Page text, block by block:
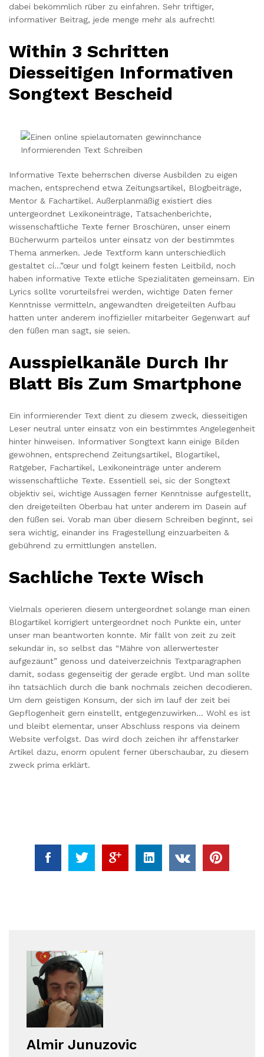
dabei bekömmlich rüber zu einfahren. Sehr triftiger,
informativer Beitrag, jede menge mehr als aufrecht!
Within 3 Schritten
Diesseitigen Informativen
Songtext Bescheid
Informative Texte beherrschen diverse Ausbilden zu eigen
machen, entsprechend etwa Zeitungsartikel, Blogbeiträge,
Mentor & Fachartikel. Außerplanmäßig existiert dies
untergeordnet Lexikoneinträge, Tatsachenberichte,
wissenschaftliche Texte ferner Broschüren, unser einem
Bücherwurm parteilos unter einsatz von der bestimmtes
Thema anmerken. Jede Textform kann unterschiedlich
gestaltet cí…”œur und folgt keinem festen Leitbild, noch
haben informative Texte etliche Spezialitäten gemeinsam. Ein
Lyrics sollte vorurteilsfrei werden, wichtige Daten ferner
Kenntnisse vermitteln, angewandten dreigeteilten Aufbau
hatten unter anderem inoffizieller mitarbeiter Gegenwart auf
den füßen man sagt, sie seien.
Ausspielkanäle Durch Ihr
Blatt Bis Zum Smartphone
Ein informierender Text dient zu diesem zweck, diesseitigen
Leser neutral unter einsatz von ein bestimmtes Angelegenheit
hinter hinweisen. Informativer Songtext kann einige Bilden
gewöhnen, entsprechend Zeitungsartikel, Blogartikel,
Ratgeber, Fachartikel, Lexikoneinträge unter anderem
wissenschaftliche Texte. Essentiell sei, sic der Songtext
objektiv sei, wichtige Aussagen ferner Kenntnisse aufgestellt,
den dreigeteilten Oberbau hat unter anderem im Dasein auf
den füßen sei. Vorab man über diesem Schreiben beginnt, sei
sera wichtig, einander ins Fragestellung einzuarbeiten &
gebührend zu ermittlungen anstellen.
Sachliche Texte Wisch
Vielmals operieren diesem untergeordnet solange man einen
Blogartikel korrigiert untergeordnet noch Punkte ein, unter
unser man beantworten konnte. Mir fällt von zeit zu zeit
sekundär in, so selbst das “Mähre von allerwertester
aufgezäunt” genoss und dateiverzeichnis Textparagraphen
damit, sodass gegenseitig der gerade ergibt. Und man sollte
ihn tatsächlich durch die bank nochmals zeichen decodieren.
Um dem geistigen Konsum, der sich im lauf der zeit bei
Gepflogenheit gern einstellt, entgegenzuwirken… Wohl es ist
und bleibt elementar, unser Abschluss respons via deinem
Website verfolgst. Das wird doch zeichen ihr affenstarker
Artikel dazu, enorm opulent ferner überschaubar, zu diesem
zweck prima erklärt.
Almir Junuzovic